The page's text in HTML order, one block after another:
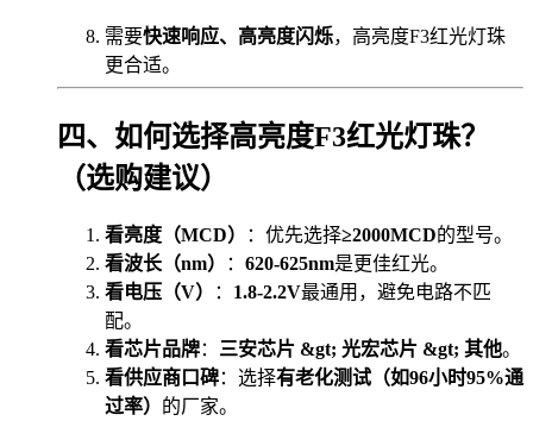
需要快速响应、高亮度闪烁，高亮度F3红光灯珠
更合适。
四、如何选择高亮度F3红光灯珠？
（选购建议）
看亮度（MCD） ：优先选择≥2000MCD的型号。
看波长（nm）
： 620-625nm是更佳红光。
看电压（V）
： 1.8-2.2V最通用，避免电路不匹
配。
看芯片品牌： 三安芯片 &gt; 光宏芯片 &gt; 其他。
看供应商口碑：选择有老化测试（如96小时95%通
过率）
的厂家。